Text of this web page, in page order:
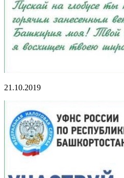
21.10.2019